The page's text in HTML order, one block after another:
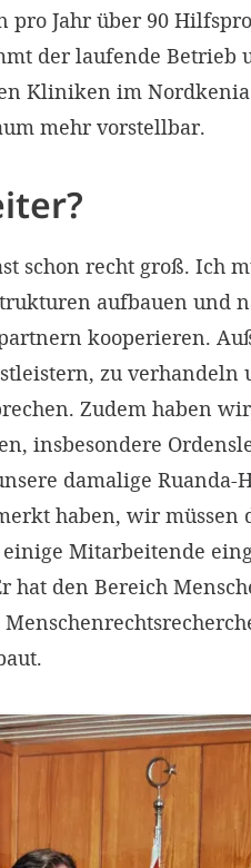
pro Jahr über 90
der laufende Betrieb
Kliniken im
mehr vorstellbar.
schon recht groß. Ich
aufbauen und
kooperieren.
zu verhandeln
Zudem haben
insbesondere
damalige
haben, wir müssen
Mitarbeitende
hat den Bereich